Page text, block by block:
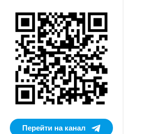
Перейти на канал